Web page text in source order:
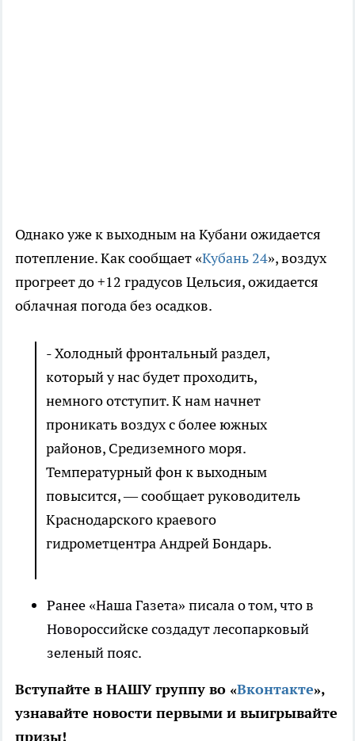
Однако уже к выходным на Кубани ожидается
потепление. Как сообщает «Кубань 24», воздух
прогреет до +12 градусов Цельсия, ожидается
облачная погода без осадков.
- Холодный фронтальный раздел,
который у нас будет проходить,
немного отступит. К нам начнет
проникать воздух с более южных
районов, Средиземного моря.
Температурный фон к выходным
повысится, — сообщает руководитель
Краснодарского краевого
гидрометцентра Андрей Бондарь.
Ранее «Наша Газета» писала о том, что в
Новороссийске создадут лесопарковый
зеленый пояс.
Вступайте в НАШУ группу во «Вконтакте»,
узнавайте новости первыми и выигрывайте
призы!